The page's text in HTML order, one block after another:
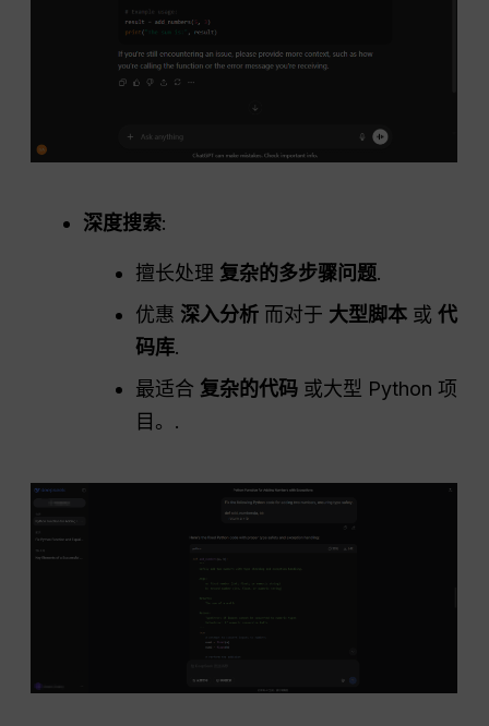
深度搜索:
擅长处理复杂的多步骤问题.
优惠 深入分析 而对于 大型脚本 或代
码库.
最适合复杂的代码 或大型 Python 项
目。.